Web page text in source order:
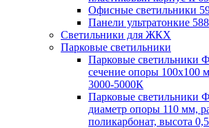
Офисные светильники
Панели ультратонкие
Светильники для ЖКХ
Парковые светильники
Парковые
сечение опоры
3000-5000К
Парковые
диаметр опоры 110 мм,
поликарбонат, высота